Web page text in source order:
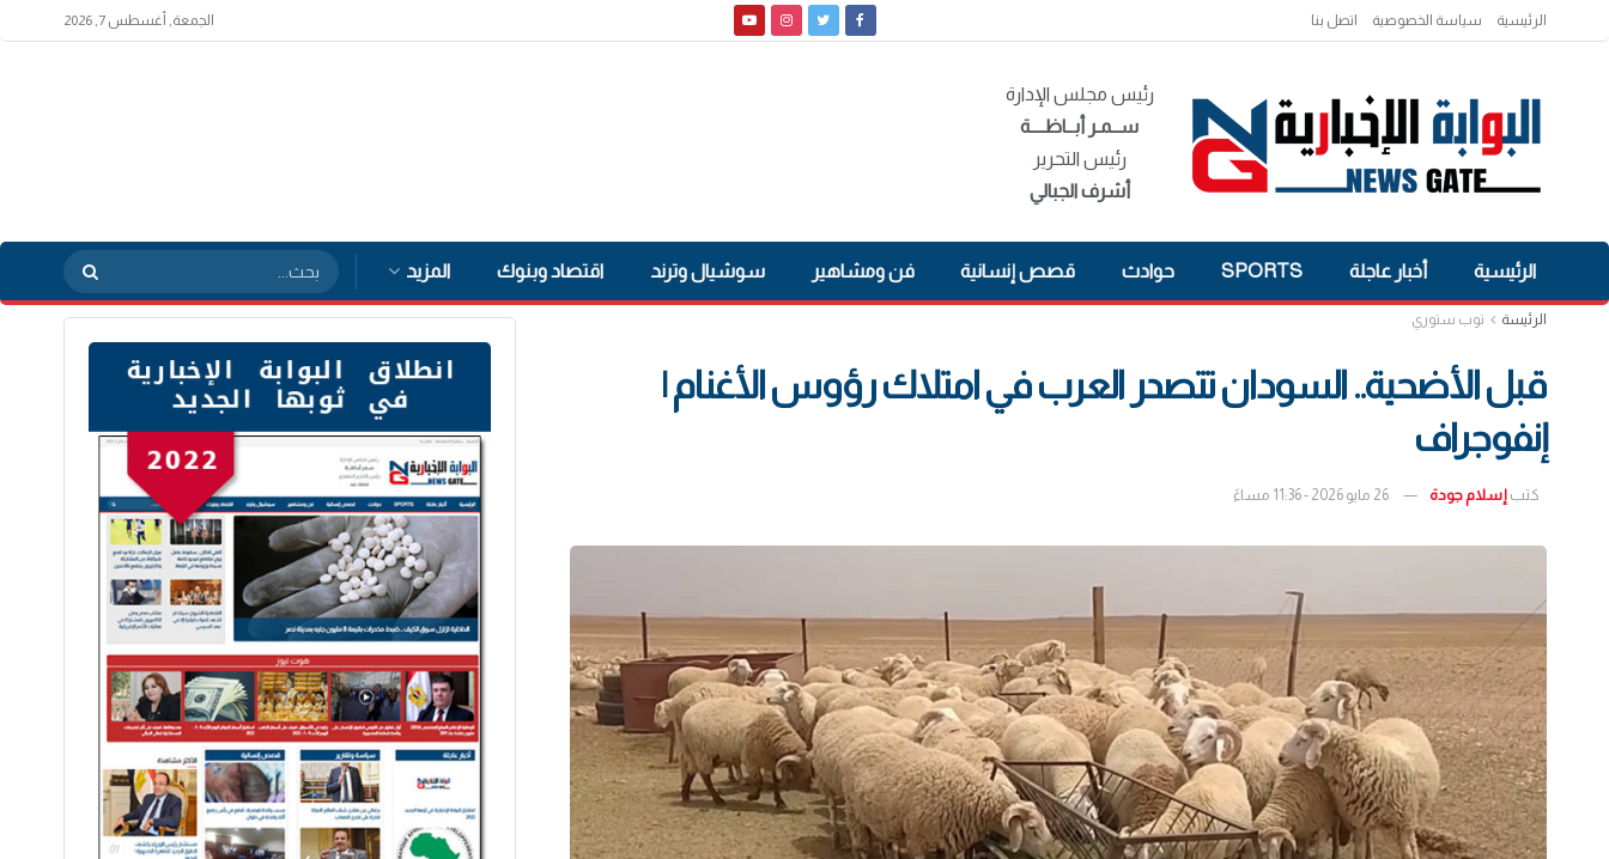
الرئيسية سياسة الخصوصية اتصل بنا الجمعة, أغسطس 7, 2026
رئيس مجلس الإدارة
ســمـر أبــاظــــة
رئيس التحرير
أشرف الجبالي
الرئيسية أخبار عاجلة SPORTS حوادث قصص إنسانية فن ومشاهير سوشيال وترند اقتصاد وبنوك المزيد
الرئيسة توب ستوري
قبل الأضحية.. السودان تتصدر العرب في امتلاك رؤوس الأغنام |
إنفوجراف
كتب إسلام جودة 26 مايو 2026 - 11:36 مساءً